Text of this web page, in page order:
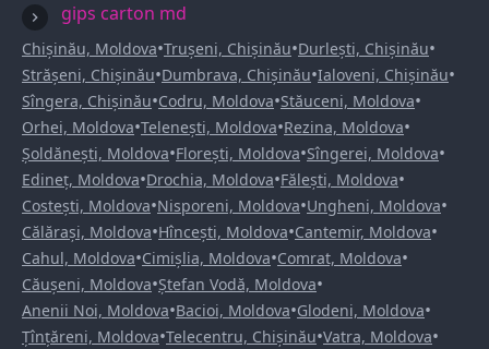
gips carton md
Chișinău, Moldova•Trușeni, Chișinău•Durlești, Chișinău•
Strășeni, Chișinău•Dumbrava, Chișinău•Ialoveni, Chișinău•
Sîngera, Chișinău•Codru, Moldova•Stăuceni, Moldova•
Orhei, Moldova•Telenești, Moldova•Rezina, Moldova•
Șoldănești, Moldova•Florești, Moldova•Sîngerei, Moldova•
Edineț, Moldova•Drochia, Moldova•Fălești, Moldova•
Costești, Moldova•Nisporeni, Moldova•Ungheni, Moldova•
Călărași, Moldova•Hîncești, Moldova•Cantemir, Moldova•
Cahul, Moldova•Cimișlia, Moldova•Comrat, Moldova•
Căușeni, Moldova•Ștefan Vodă, Moldova•
Anenii Noi, Moldova•Bacioi, Moldova•Glodeni, Moldova•
Țînțăreni, Moldova•Telecentru, Chișinău•Vatra, Moldova•